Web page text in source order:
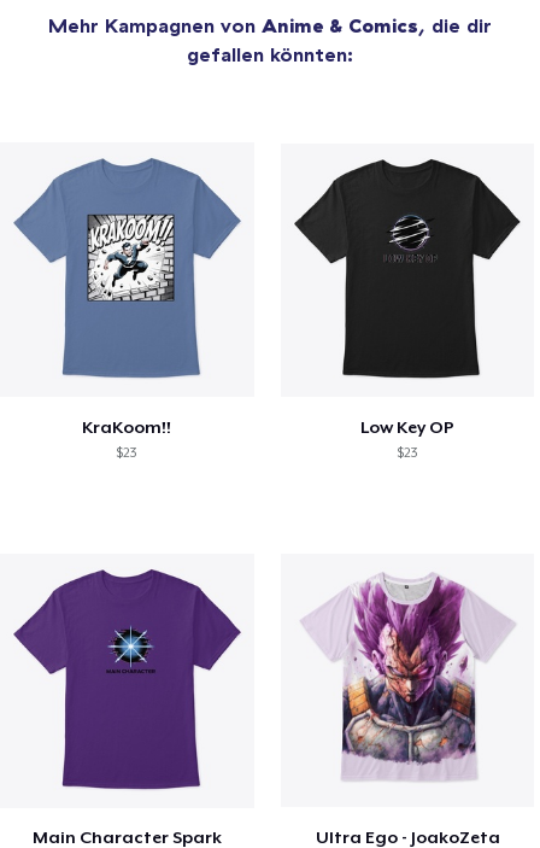
Mehr Kampagnen von Anime & Comics, die dir
gefallen könnten:
KraKoom!!
$23
Low Key OP
$23
Main Character Spark Ultra Ego - JoakoZeta